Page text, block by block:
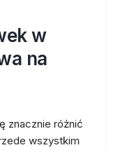
w
na
znacznie różnić
wszystkim